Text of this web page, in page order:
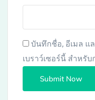
บันทึกชื่อ, อีเมล แ
เบราว์เซอร์นี้ สำหรั